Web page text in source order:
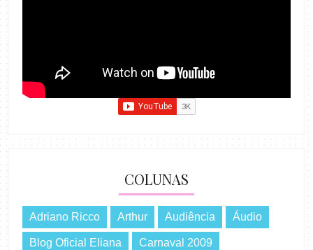
COLUNAS
Adriano Ricco Arthur Audiência Áudio
Blog Oficial Eliana Carnaval 2009